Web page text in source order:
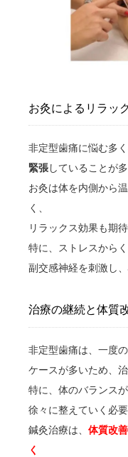
お灸によるリラッ
非定型歯痛に悩む多く
緊張していることが多
お灸は体を内側から
く、
リラックス効果も期待
特に、ストレスから
副交感神経を刺激し、
治療の継続と体質
非定型歯痛は、一度
ケースが多いため、
特に、体のバランス
徐々に整えていく必要
鍼灸治療は、 体質改
く